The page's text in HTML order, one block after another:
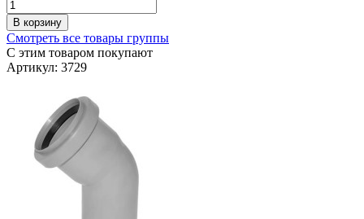
В корзину
Смотреть все товары группы
С этим товаром покупают
Артикул: 3729